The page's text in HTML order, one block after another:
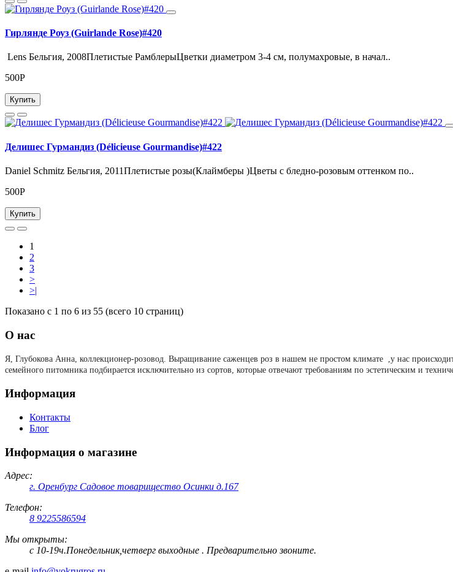
Гирлянде Роуз (Guirlande Rose)#420
Lens Бельгия, 2008Плетистые РамблерыЦветки диаметром 3-4 см, полумахровые, в начал..
500Р
Купить
Делишес Гурмандиз (Délicieuse Gourmandise)#422
Daniel Schmitz Бельгия, 2011Плетистые розы(Клаймберы )Цветы с бледно-розовым оттенком по..
500Р
Купить
1
2
3
>
>|
Показано с 1 по 6 из 55 (всего 10 страниц)
О нас
Я, Глубокова Анна, коллекционер-розовод. Выращивание саженцев роз в нашем не простом климате ,у нас
семейного питомника подбирается исключительно из сортов, которые отвечают требованиям по эстетическим и
Информация
Контакты
Блог
Информация о магазине
Адрес:
г. Оренбург Садовое товарищество Осинки д.167
Телефон:
8 9225586594
Мы открыты:
с 10-19ч.Понедельник,четверг выходные . Предварительно звоните.